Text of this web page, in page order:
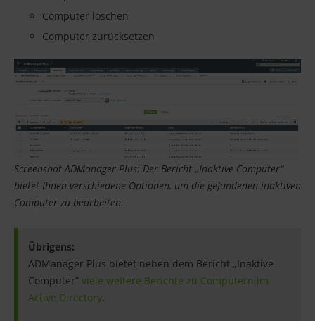
Computer löschen
Computer zurücksetzen
Screenshot ADManager Plus: Der Bericht „Inaktive Computer“
bietet Ihnen verschiedene Optionen, um die gefundenen inaktiven
Computer zu bearbeiten.
Übrigens:
ADManager Plus bietet neben dem Bericht „Inaktive
Computer“ viele weitere Berichte zu Computern im
Active Directory.